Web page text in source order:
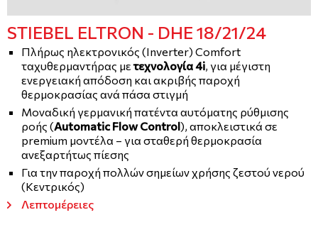
Full electronic (4i)
Προηγμένος ηλεκτρονικός (3i)
Ηλεκτρονικός (2i)
Υδραυλικός
Ηλεκτρική παροχή
Όλα
Τριφασική
Μονοφασική
STIEBEL ELTRON - DHE 18/21/24
Πλήρως ηλεκτρονικός (Inverter) Comfort
ταχυθερμαντήρας μετεχνολογία 4i, για μέγιστη
ενεργειακή απόδοση και ακριβής παροχή
θερμοκρασίας ανά πάσα στιγμή
Μοναδική γερμανική πατέντα αυτόματης ρύθμισης
ροής (Automatic Flow Control), αποκλειστικά σε
premium μοντέλα – για σταθερή θερμοκρασία
ανεξαρτήτως πίεσης
Για την παροχή πολλών σημείων χρήσης ζεστού νερού
(Κεντρικός)
Λεπτομέρειες